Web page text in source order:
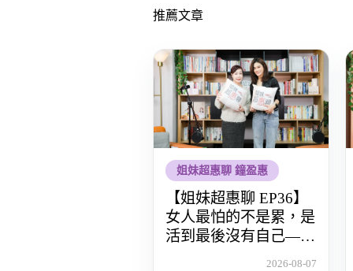
推薦文章
姐妹超惠聊 鐘盈惠
【姐妹超惠聊 EP36】
女人最怕的不是累，是
活到最後沒有自己——
2026-08-07